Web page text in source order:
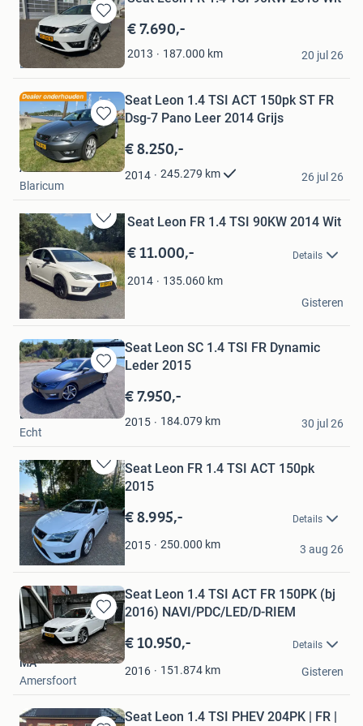
Bewaren
in
Mijn
Favorieten
€ 7.690,-
2013 187.000 km
Gips
Losser
20 jul 26
Bewaren
in
Mijn
Favorieten
Seat Leon 1.4 TSI ACT 150pk ST FR
Dsg-7 Pano Leer 2014 Grijs
€ 8.250,-
2014 245.279 km
A.
Blaricum
26 jul 26
Bewaren
in
Mijn
Favorieten
Seat Leon FR 1.4 TSI 90KW 2014 Wit
€ 11.000,- Details
2014 135.060 km
Luca
Westerbork
Gisteren
Bewaren
in
Mijn
Favorieten
Seat Leon SC 1.4 TSI FR Dynamic
Leder 2015
€ 7.950,-
2015 184.079 km
Len
Echt
30 jul 26
Bewaren
in
Mijn
Favorieten
Seat Leon FR 1.4 TSI ACT 150pk
2015
€ 8.995,- Details
2015 250.000 km
Chantal
Oirsbeek
3 aug 26
Bewaren
in
Mijn
Favorieten
Seat Leon 1.4 TSI ACT FR 150PK (bj
2016) NAVI/PDC/LED/D-RIEM
€ 10.950,- Details
2016 151.874 km
MA
Amersfoort
Gisteren
Seat Leon 1.4 TSI PHEV 204PK | FR |